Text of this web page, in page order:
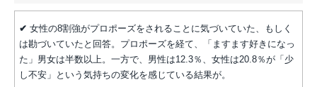
✔ 女性の8割強がプロポーズをされることに気づいていた、もしく
は勘づいていたと回答。プロポーズを経て、「ますます好きになっ
た」男女は半数以上。一方で、男性は12.3％、女性は20.8％が「少
し不安」という気持ちの変化を感じている結果が。